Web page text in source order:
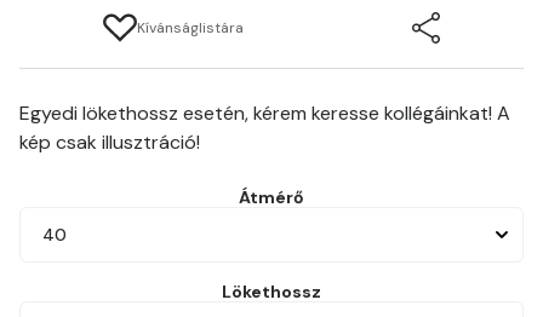
Kívánságlistára
Egyedi lökethossz esetén, kérem keresse kollégáinkat! A
kép csak illusztráció!
Átmérő
40
Lökethossz